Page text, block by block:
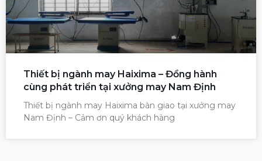
Thiết bị ngành may Haixima – Đồng hành
cùng phát triển tại xưởng may Nam Định
Thiết bị ngành may Haixima bàn giao tại xưởng may
Nam Định – Cảm ơn quý khách hàng